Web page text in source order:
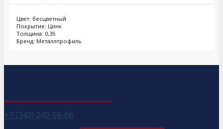
Цвет: бесцветный
Покрытие: Цинк
Толщина: 0,35
Бренд: Металлпрофиль
+7 (343) 243-56-66